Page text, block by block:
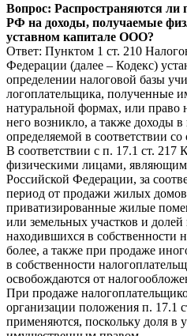
Вопрос: Распространяются ли
РФ на доходы, получаемые
уставном капитале ООО?
Ответ: Пунктом 1 ст. 210
Федерации (далее – Кодекс)
определении налоговой базы
логоплательщика, полученные
натуральной формах, или право
него возникло, а также доходы
определяемой в соответствии со
В соответствии с п. 17.1 ст. 217
физическими лицами,
Российской Федерации, за
период от продажи жилых
приватизированные жилые
или земельных участков и
находившихся в собственности
более, а также при продаже
в собственности
освобождаются от
При продаже
организации положения п. 17.1
применяются, поскольку доля в